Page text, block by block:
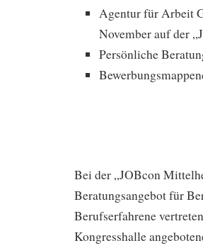
Agentur für Arbeit
November auf der
Persönliche
Bei der „JOBcon
Beratungsangebot für
Berufserfahrene
Kongresshalle